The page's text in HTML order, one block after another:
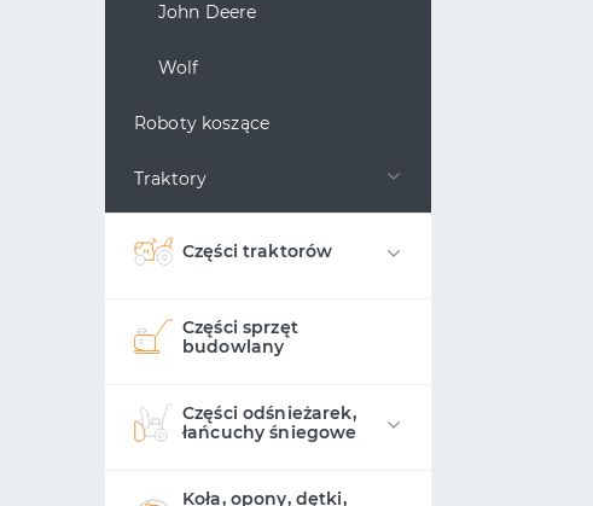
John Deere
Wolf
Roboty koszące
Traktory
Części traktorów
Części sprzęt
budowlany
Części odśnieżarek,
łańcuchy śniegowe
Koła, opony, dętki,